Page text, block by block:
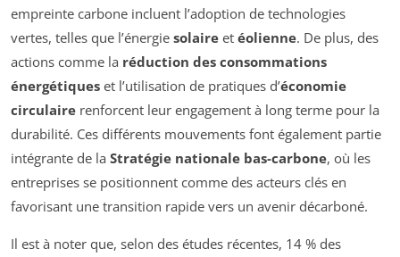
empreinte carbone incluent l’adoption de technologies
vertes, telles que l’énergie solaire et éolienne. De plus, des
actions comme la réduction des consommations
énergétiques et l’utilisation de pratiques d’économie
circulaire renforcent leur engagement à long terme pour la
durabilité. Ces différents mouvements font également partie
intégrante de la Stratégie nationale bas-carbone, où les
entreprises se positionnent comme des acteurs clés en
favorisant une transition rapide vers un avenir décarboné.
Il est à noter que, selon des études récentes, 14 % des